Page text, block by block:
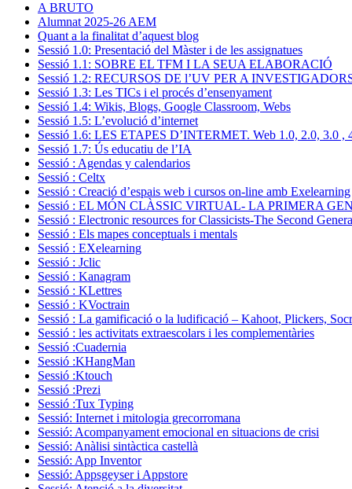
A BRUTO
Alumnat 2025-26 AEM
Quant a la finalitat d’aquest blog
Sessió 1.0: Presentació del Màster i de les assignatues
Sessió 1.1: SOBRE EL TFM I LA SEUA ELABORACIÓ
Sessió 1.2: RECURSOS DE l’UV PER A
Sessió 1.3: Les TICs i el procés d’ensenyament
Sessió 1.4: Wikis, Blogs, Google Classroom, Webs
Sessió 1.5: L’evolució d’internet
Sessió 1.6: LES ETAPES D’INTERMET. Web 1.0, 2.0, 3.0 ,
Sessió 1.7: Ús educatiu de l’IA
Sessió : Agendas y calendarios
Sessió : Celtx
Sessió : Creació d’espais web i cursos on-line amb Exelearning
Sessió : EL MÓN CLÀSSIC VIRTUAL- LA PRIMERA
Sessió : Electronic resources for Classicists-The Second
Sessió : Els mapes conceptuals i mentals
Sessió : EXelearning
Sessió : Jclic
Sessió : Kanagram
Sessió : KLettres
Sessió : KVoctrain
Sessió : La gamificació o la ludificació – Kahoot, Plickers,
Sessió : les activitats extraescolars i les complementàries
Sessió :Cuadernia
Sessió :KHangMan
Sessió :Ktouch
Sessió :Prezi
Sessió :Tux Typing
Sessió: Internet i mitologia grecorromana
Sessió: Acompanyament emocional en situacions de crisi
Sessió: Anàlisi sintàctica castellà
Sessió: App Inventor
Sessió: Appsgeyser i Appstore